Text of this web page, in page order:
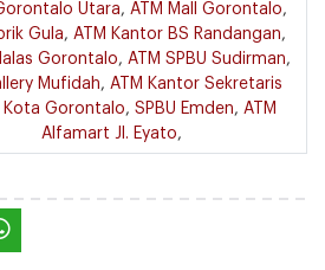
Utara, ATM Mall Gorontalo,
Gula, ATM Kantor BS Randangan,
Gorontalo, ATM SPBU Sudirman,
Mufidah, ATM Kantor Sekretaris
Kota Gorontalo, SPBU Emden, ATM
Alfamart Jl. Eyato,